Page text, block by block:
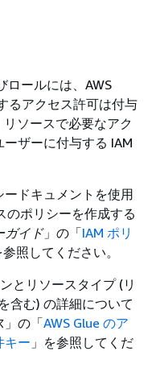
ロールには、AWS
るアクセス許可は付与
ソースで必要なアク
ザーに付与する IAM
ードキュメントを使用
のポリシーを作成する
ガイド」の「IAM ポリ
参照してください。
とリソースタイプ (リ
含む) の詳細について
」の「AWS Glue のア
キー 」を参照してくだ